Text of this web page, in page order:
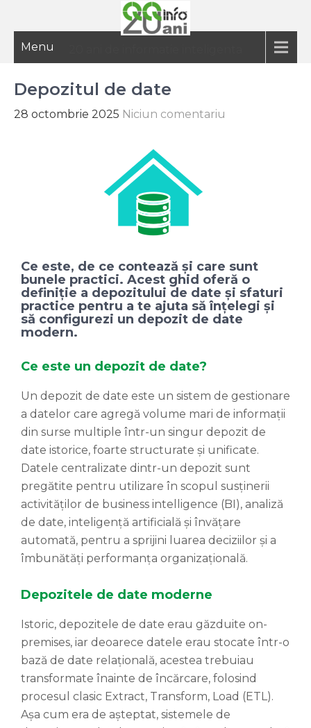
Menu
Depozitul de date
28 octombrie 2025 Niciun comentariu
Ce este, de ce contează și care sunt
bunele practici. Acest ghid oferă o
definiție a depozitului de date și sfaturi
practice pentru a te ajuta să înțelegi și
să configurezi un depozit de date
modern.
Ce este un depozit de date?
Un depozit de date este un sistem de gestionare
a datelor care agregă volume mari de informații
din surse multiple într-un singur depozit de
date istorice, foarte structurate și unificate.
Datele centralizate dintr-un depozit sunt
pregătite pentru utilizare în scopul susținerii
activităților de business intelligence (BI), analiză
de date, inteligență artificială și învățare
automată, pentru a sprijini luarea deciziilor și a
îmbunătăți performanța organizațională.
Depozitele de date moderne
Istoric, depozitele de date erau găzduite on-
premises, iar deoarece datele erau stocate într-o
bază de date relațională, acestea trebuiau
transformate înainte de încărcare, folosind
procesul clasic Extract, Transform, Load (ETL).
Așa cum era de așteptat, sistemele de